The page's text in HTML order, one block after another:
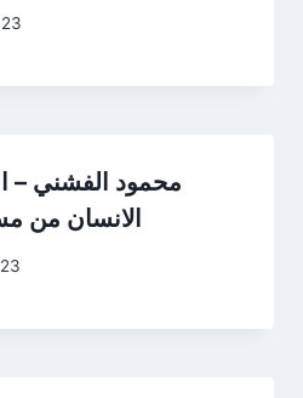
محمود الفشني –
الانسان